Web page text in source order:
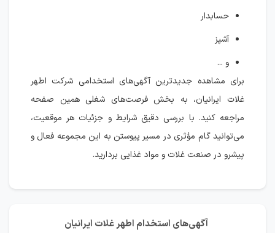
حسابدار
آشپز
و ...
برای مشاهده جدیدترین آگهی‌های استخدامی شرکت اطهر
غلات ایرانیان، به بخش فرصت‌های شغلی همین صفحه
مراجعه کنید. با بررسی دقیق شرایط و جزئیات هر موقعیت،
می‌توانید گام مؤثری در مسیر پیوستن به این مجموعه فعال و
پیشرو در صنعت غلات و مواد غذایی بردارید.
آگهی‌های استخدام اطهر غلات ایرانیان